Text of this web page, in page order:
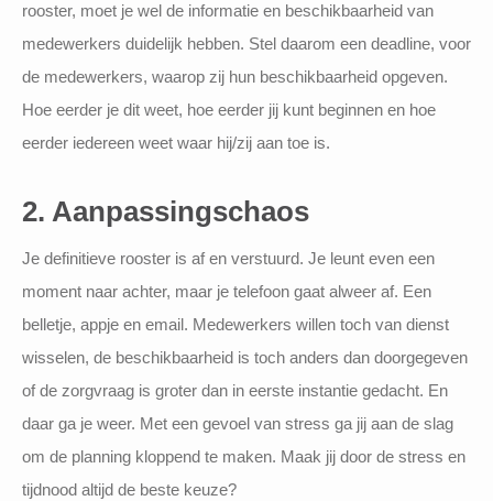
rooster, moet je wel de informatie en beschikbaarheid van
medewerkers duidelijk hebben. Stel daarom een deadline, voor
de medewerkers, waarop zij hun beschikbaarheid opgeven.
Hoe eerder je dit weet, hoe eerder jij kunt beginnen en hoe
eerder iedereen weet waar hij/zij aan toe is.
2. Aanpassingschaos
Je definitieve rooster is af en verstuurd. Je leunt even een
moment naar achter, maar je telefoon gaat alweer af. Een
belletje, appje en email. Medewerkers willen toch van dienst
wisselen, de beschikbaarheid is toch anders dan doorgegeven
of de zorgvraag is groter dan in eerste instantie gedacht. En
daar ga je weer. Met een gevoel van stress ga jij aan de slag
om de planning kloppend te maken. Maak jij door de stress en
tijdnood altijd de beste keuze?